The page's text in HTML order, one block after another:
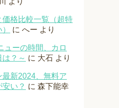
格比較一覧（超特
に へー より
ューの時間、カロ
？～ に 大石 より
新2024、無料ア
い？ に 森下能幸